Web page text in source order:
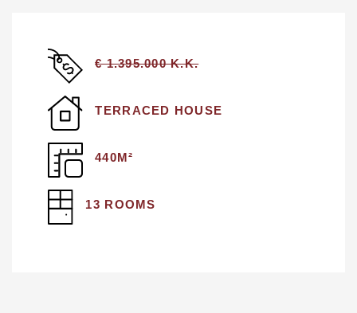
€ 1.395.000 K.K.
TERRACED HOUSE
440M²
13 ROOMS